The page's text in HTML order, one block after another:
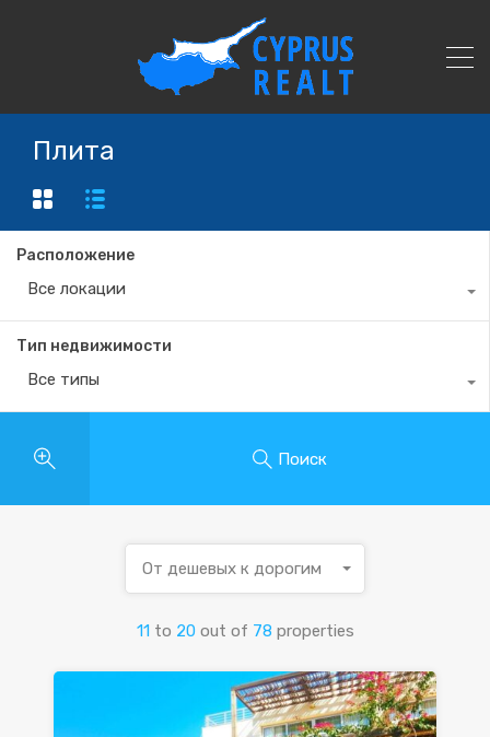
Плита
Расположение
Все локации
Тип недвижимости
Все типы
Поиск
11to 20out of 78 properties
От дешевых к дорогим